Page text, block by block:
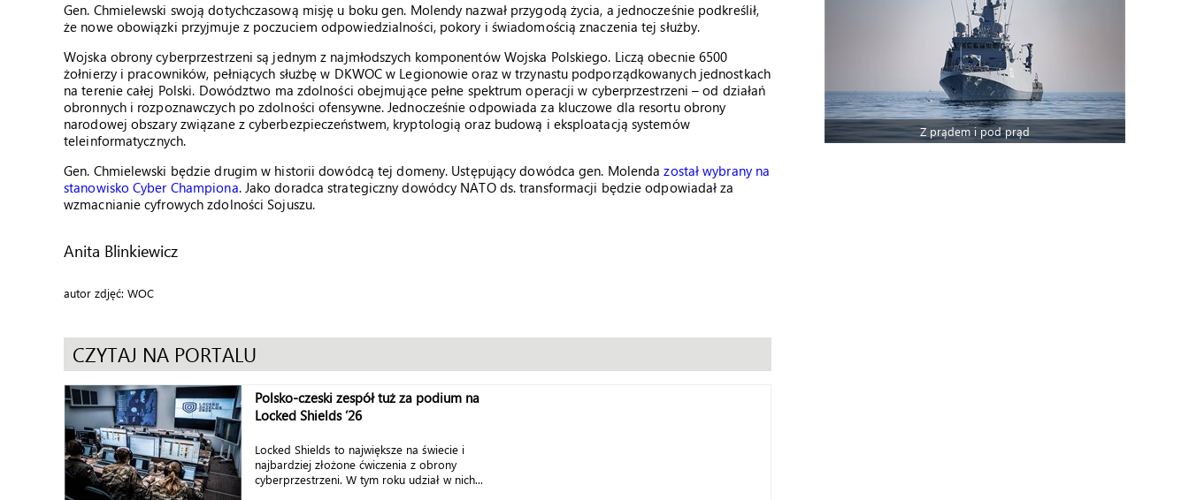
Gen. Chmielewski swoją dotychczasową misję u boku gen. Molendy nazwał przygodą życia, a jednocześnie podkreślił,
że nowe obowiązki przyjmuje z poczuciem odpowiedzialności, pokory i świadomością znaczenia tej służby.
Wojska obrony cyberprzestrzeni są jednym z najmłodszych komponentów Wojska Polskiego. Liczą obecnie 6500
żołnierzy i pracowników, pełniących służbę w DKWOC w Legionowie oraz w trzynastu podporządkowanych jednostkach
na terenie całej Polski. Dowództwo ma zdolności obejmujące pełne spektrum operacji w cyberprzestrzeni – od działań
obronnych i rozpoznawczych po zdolności ofensywne. Jednocześnie odpowiada za kluczowe dla resortu obrony
narodowej obszary związane z cyberbezpieczeństwem, kryptologią oraz budową i eksploatacją systemów
teleinformatycznych.
Gen. Chmielewski będzie drugim w historii dowódcą tej domeny. Ustępujący dowódca gen. Molendazostał wybrany na
stanowisko Cyber Championa. Jako doradca strategiczny dowódcy NATO ds. transformacji będzie odpowiadał za
wzmacnianie cyfrowych zdolności Sojuszu.
Anita Blinkiewicz
autor zdjęć: WOC
CZYTAJ NA PORTALU
Polsko-czeski zespół tuż za podium na
Locked Shields ’26
Locked Shields to największe na świecie i
najbardziej złożone ćwiczenia z obrony
cyberprzestrzeni. W tym roku udział w nich...
Z prądem i pod prąd